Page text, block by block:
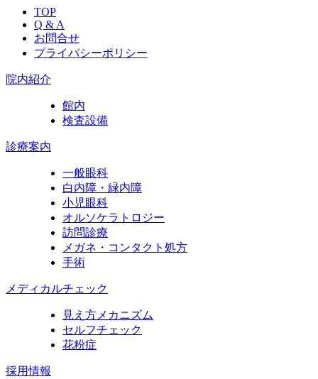
TOP
Q & A
お問合せ
プライバシーポリシー
院内紹介
館内
検査設備
診療案内
一般眼科
白内障・緑内障
小児眼科
オルソケラトロジー
訪問診療
メガネ・コンタクト処方
手術
メディカルチェック
見え方メカニズム
セルフチェック
花粉症
採用情報